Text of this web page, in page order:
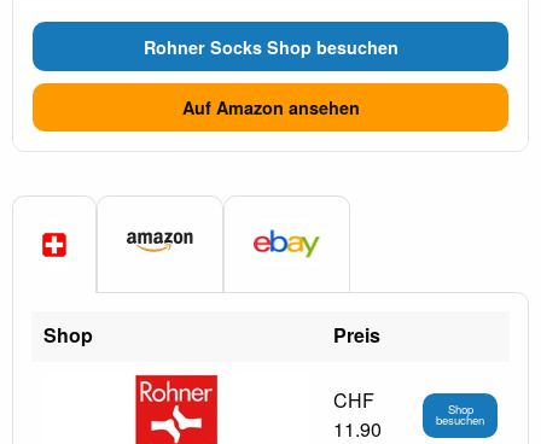
Rohner Socks Shop besuchen
Auf Amazon ansehen
Shop Preis
CHF
11.90
Shop
besuchen